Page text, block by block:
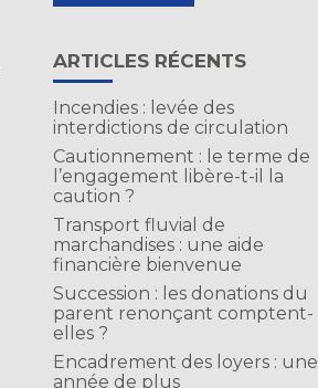
ARTICLES RÉCENTS
Incendies : levée des
interdictions de circulation
Cautionnement : le terme de
l’engagement libère-t-il la
caution ?
Transport fluvial de
marchandises : une aide
financière bienvenue
Succession : les donations du
parent renonçant comptent-
elles ?
Encadrement des loyers : une
année de plus